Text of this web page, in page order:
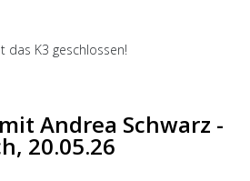
das K3 geschlossen!
Andrea Schwarz -
20.05.26